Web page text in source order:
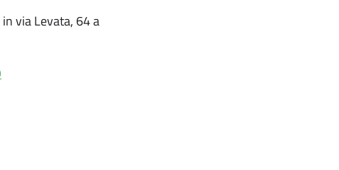
in via Levata, 64 a